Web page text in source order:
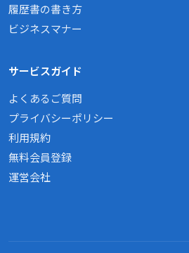
履歴書の書き方
ビジネスマナー
サービスガイド
よくあるご質問
プライバシーポリシー
利用規約
無料会員登録
運営会社